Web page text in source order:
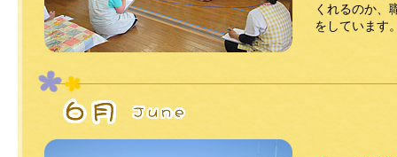
くれるのか、
をしています